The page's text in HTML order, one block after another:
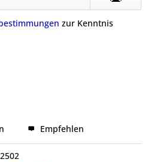
zur Kenntnis
Empfehlen